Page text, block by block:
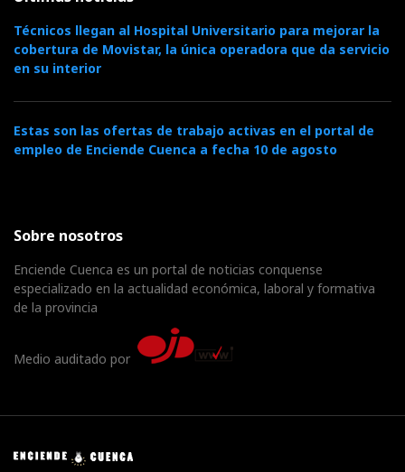
Técnicos llegan al Hospital Universitario para mejorar la
cobertura de Movistar, la única operadora que da servicio
en su interior
Estas son las ofertas de trabajo activas en el portal de
empleo de Enciende Cuenca a fecha 10 de agosto
Sobre nosotros
Enciende Cuenca es un portal de noticias conquense
especializado en la actualidad económica, laboral y formativa
de la provincia
Medio auditado por